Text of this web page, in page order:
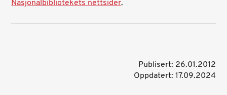
Nasjonalbibliotekets nettsider.
Publisert: 26.01.2012
Oppdatert: 17.09.2024